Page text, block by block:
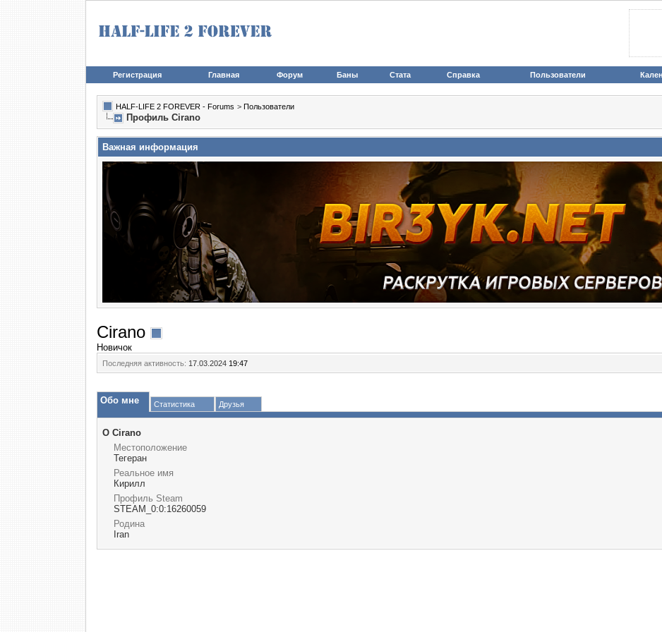
Регистрация Главная Форум Баны Стата Справка Пользователи
HALF-LIFE 2 FOREVER - Forums > Пользователи
Профиль Cirano
Важная информация
Cirano
Новичок
Последняя активность: 17.03.2024 19:47
Обо мне Статистика Друзья
О Cirano
Местоположение
Тегеран
Реальное имя
Кирилл
Профиль Steam
STEAM_0:0:16260059
Родина
Iran